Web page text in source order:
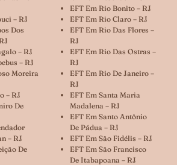
– RJ
Dos
– RJ
– RJ
Moreira
– RJ
De
– RJ
De
EFT Em Rio Bonito – RJ
EFT Em Rio Claro – RJ
EFT Em Rio Das Flores –
RJ
EFT Em Rio Das Ostras –
RJ
EFT Em Rio De Janeiro –
RJ
EFT Em Santa Maria
Madalena – RJ
EFT Em Santo Antônio
De Pádua – RJ
EFT Em São Fidélis – RJ
EFT Em São Francisco
De Itabapoana – RJ